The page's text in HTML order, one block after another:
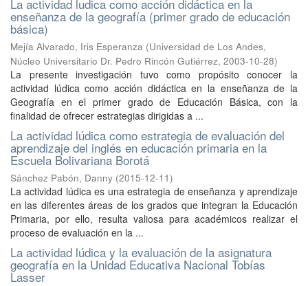
La actividad ludica como acción didáctica en la
enseñanza de la geografía (primer grado de educación
básica)
Mejía Alvarado, Iris Esperanza (Universidad de Los Andes,
Núcleo Universitario Dr. Pedro Rincón Gutiérrez, 2003-10-28)
La presente investigación tuvo como propósito conocer la
actividad lúdica como acción didáctica en la enseñanza de la
Geografía en el primer grado de Educación Básica, con la
finalidad de ofrecer estrategias dirigidas a ...
La actividad lúdica como estrategia de evaluación del
aprendizaje del inglés en educación primaria en la
Escuela Bolivariana Borotá
Sánchez Pabón, Danny (2015-12-11)
La actividad lúdica es una estrategia de enseñanza y aprendizaje
en las diferentes áreas de los grados que integran la Educación
Primaria, por ello, resulta valiosa para académicos realizar el
proceso de evaluación en la ...
La actividad lúdica y la evaluación de la asignatura
geografía en la Unidad Educativa Nacional Tobías
Lasser